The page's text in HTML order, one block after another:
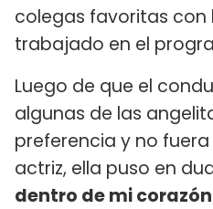
colegas favoritas con
trabajado en el
Luego de que el
algunas de las
preferencia y no
actriz, ella puso en
dentro de mi